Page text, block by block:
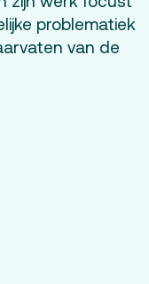
je bezoek
problematiek
van de